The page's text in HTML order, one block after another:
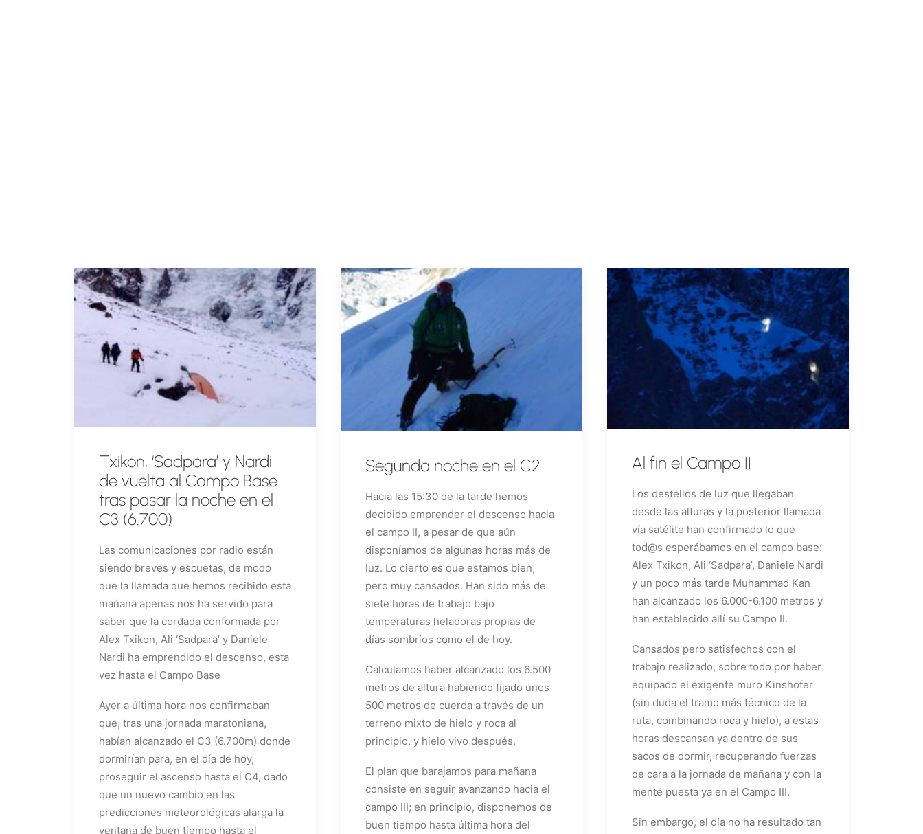
Txikon, ‘Sadpara’ y Nardi
de vuelta al Campo Base
tras pasar la noche en el
C3 (6.700)
Las comunicaciones por radio están
siendo breves y escuetas, de modo
que la llamada que hemos recibido esta
mañana apenas nos ha servido para
saber que la cordada conformada por
Alex Txikon, Ali ‘Sadpara’ y Daniele
Nardi ha emprendido el descenso, esta
vez hasta el Campo Base
Ayer a última hora nos confirmaban
que, tras una jornada maratoniana,
habían alcanzado el C3 (6.700m) donde
dormirían para, en el día de hoy,
proseguir el ascenso hasta el C4, dado
que un nuevo cambio en las
predicciones meteorológicas alarga la
ventana de buen tiempo hasta el
Segunda noche en el C2
Hacia las 15:30 de la tarde hemos
decidido emprender el descenso hacia
el campo II, a pesar de que aún
disponíamos de algunas horas más de
luz. Lo cierto es que estamos bien,
pero muy cansados. Han sido más de
siete horas de trabajo bajo
temperaturas heladoras propias de
días sombríos como el de hoy.
Calculamos haber alcanzado los 6.500
metros de altura habiendo fijado unos
500 metros de cuerda a través de un
terreno mixto de hielo y roca al
principio, y hielo vivo después.
El plan que barajamos para mañana
consiste en seguir avanzando hacia el
campo III; en principio, disponemos de
buen tiempo hasta última hora del
Al fin el Campo II
Los destellos de luz que llegaban
desde las alturas y la posterior llamada
vía satélite han confirmado lo que
tod@s esperábamos en el campo base:
Alex Txikon, Ali ‘Sadpara’, Daniele Nardi
y un poco más tarde Muhammad Kan
han alcanzado los 6.000-6.100 metros y
han establecido allí su Campo II.
Cansados pero satisfechos con el
trabajo realizado, sobre todo por haber
equipado el exigente muro Kinshofer
(sin duda el tramo más técnico de la
ruta, combinando roca y hielo), a estas
horas descansan ya dentro de sus
sacos de dormir, recuperando fuerzas
de cara a la jornada de mañana y con la
mente puesta ya en el Campo III.
Sin embargo, el día no ha resultado tan